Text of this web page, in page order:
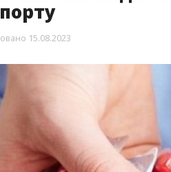
15.08.2023